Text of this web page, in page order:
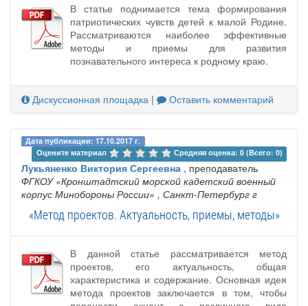
В статье поднимается тема формирования
патриотических чувств детей к малой Родине.
Рассматриваются наиболее эффективные
методы и приемы для развития
познавательного интереса к родному краю.
Дискуссионная площадка | Оставить комментарий
Дата публикации: 17.10.2017 г.
Оцените материал
Средняя оценка: 0 (Всего: 0)
Лукьяненко Виктория Сергеевна , преподаватель
ФГКОУ «Кронштадтский морской кадетский военный
корпус Минобороны России» , Санкт-Петербург г
«Метод проектов. Актуальность, приемы, методы»
В данной статье рассматривается метод
проектов, его актуальность, общая
характеристика и содержание. Основная идея
метода проектов заключается в том, чтобы